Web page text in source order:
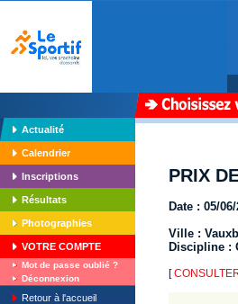
Actualité
Calendrier
Inscriptions
Résultats
Photographies
VOTRE COMPTE
Mot de passe oublié ?
Déconnexion
Retour à l'accueil
PRIX
Date : 05/
Ville :
Discipline :
[